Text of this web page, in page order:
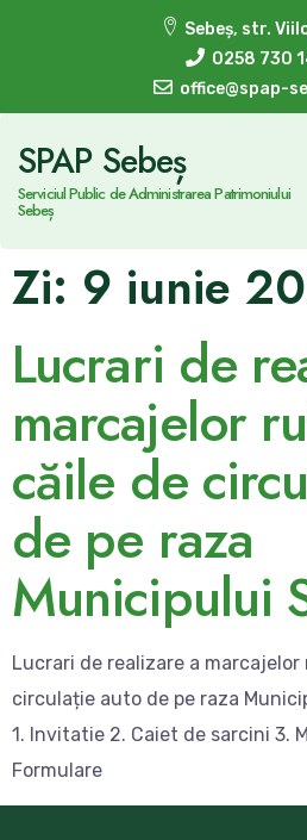
Sebeș, str.
0258 730
office@spap-
SPAP Sebeș
Serviciul Public de Administrarea Patrimoniului
Sebeș
Zi: 9 iunie
Lucrari de
marcajelor
căile de
de pe raza
Municipului
Lucrari de realizare a
circulație auto de pe raza
1. Invitatie 2. Caiet de sarcini 3.
Formulare